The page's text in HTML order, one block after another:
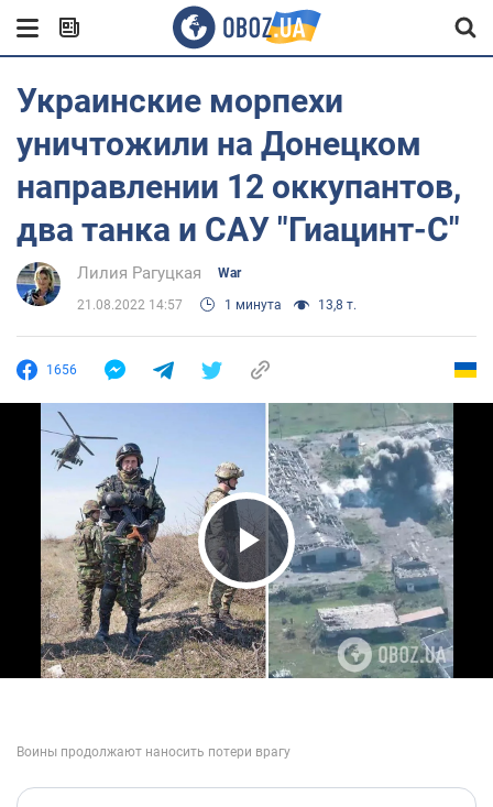
Украинские морпехи
уничтожили на Донецком
направлении 12 оккупантов,
два танка и САУ "Гиацинт-С"
Лилия Рагуцкая War
21.08.2022 14:57 1 минута 13,8 т.
1656
Play Video